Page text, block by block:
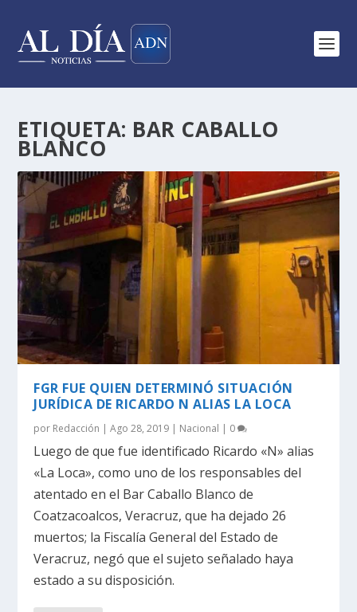
ETIQUETA: BAR CABALLO
BLANCO
FGR FUE QUIEN DETERMINÓ SITUACIÓN
JURÍDICA DE RICARDO N ALIAS LA LOCA
por Redacción |Ago 28, 2019 | Nacional | 0
Luego de que fue identificado Ricardo «N» alias
«La Loca», como uno de los responsables del
atentado en el Bar Caballo Blanco de
Coatzacoalcos, Veracruz, que ha dejado 26
muertos; la Fiscalía General del Estado de
Veracruz, negó que el sujeto señalado haya
estado a su disposición.